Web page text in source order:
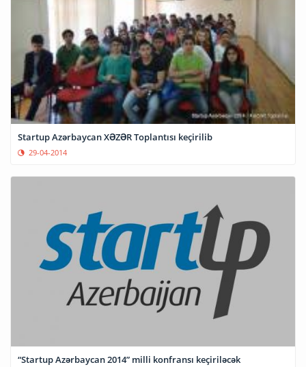
Startup Azərbaycan XƏZƏR Toplantısı keçirilib
29-04-2014
“Startup Azərbaycan 2014” milli konfransı keçiriləcək